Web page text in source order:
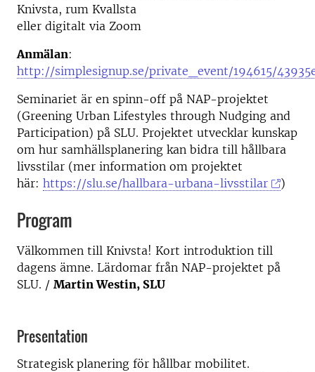
Knivsta, rum Kvallsta
eller digitalt via Zoom
Anmälan:
http://simplesignup.se/private_event/194615/
Seminariet är en spinn-off på NAP-projektet
(Greening Urban Lifestyles through Nudging and
Participation) på SLU. Projektet utvecklar kunskap
om hur samhällsplanering kan bidra till hållbara
livsstilar (mer information om projektet
här: https://slu.se/hallbara-urbana-livsstilar )
Program
Välkommen till Knivsta! Kort introduktion till
dagens ämne. Lärdomar från NAP-projektet på
SLU. / Martin Westin, SLU
Presentation
Strategisk planering för hållbar mobilitet.